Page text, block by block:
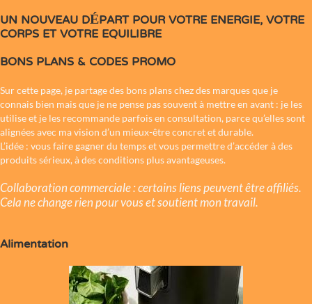
UN NOUVEAU DÉPART POUR VOTRE ENERGIE, VOTRE
CORPS ET VOTRE EQUILIBRE
BONS PLANS & CODES PROMO
Sur cette page, je partage des bons plans chez des marques que je
connais bien mais que je ne pense pas souvent à mettre en avant : je les
utilise et je les recommande parfois en consultation, parce qu’elles sont
alignées avec ma vision d’un mieux-être concret et durable.
L’idée : vous faire gagner du temps et vous permettre d’accéder à des
produits sérieux, à des conditions plus avantageuses.
Collaboration commerciale : certains liens peuvent être affiliés.
Cela ne change rien pour vous et soutient mon travail.
Alimentation